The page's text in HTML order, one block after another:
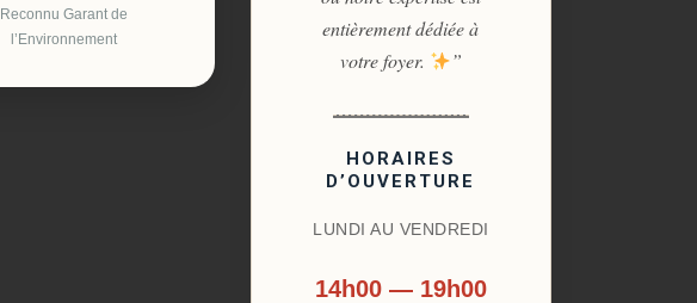
Reconnu Garant de
l’Environnement
entièrement dédiée à
votre foyer.
”
HORAIRES
D’OUVERTURE
LUNDI AU VENDREDI
14h00 — 19h00